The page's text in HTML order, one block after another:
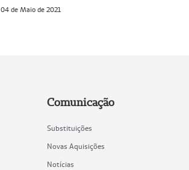
04 de Maio de 2021
Comunicação
Substituições
Novas Aquisições
Notícias